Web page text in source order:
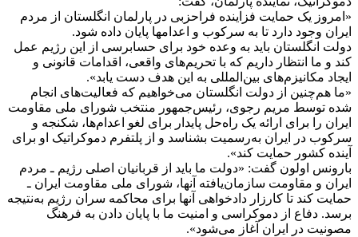
«امروز یک حمایت فزاینده فراحزبی در پارلمان انگلستان از مردم
ایران وجود دارد تا به سرکوب و اعدامها پایان داده شود.
دولت انگلستان باید به وعده خود برای حسابرسی از این رژیم عمل
کند و ما انتظار داریم که با تحریم‌های واقعی، اقدامات قانونی و
ایجاد مکانیزم‌های بین‌المللی به این هدف دست یابد».
«ما هم‌چنین از دولت انگلستان می‌خواهیم که فعالیت‌های انجام
شده توسط مریم رجوی، رئیس‌جمهور منتخب شورای ملی مقاومت
ایران را برای ارائه یک راه‌حل پایدار برای لغو اعدام‌ها، شکنجه و
سرکوب در ایران به‌رسمیت بشناسد و از پلتفرم دموکراتیک او برای
آینده کشور حمایت کند».
بارونس اولون گفت: «دولت ما باید از قربانیان اصلی رژیم ـ مردم
ایران و مقاومت سازمان‌یافته آنها، شورای ملی مقاومت ایران ـ
حمایت کند تا کارزار دادخواهی آنها برای محاکمه سران رژیم به‌نتیجه
برسد. دفاع از دموکراسی و امنیت ما با پایان دادن به فرهنگ
مصونیت در ایران آغاز می‌شود».